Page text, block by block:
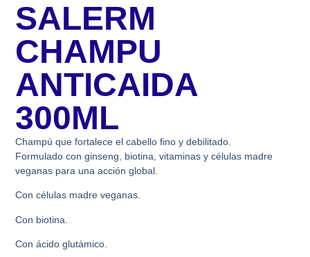
SALERM
CHAMPU
ANTICAIDA
300ML
Champú que fortalece el cabello fino y debilitado.
Formulado con ginseng, biotina, vitaminas y células madre
veganas para una acción global.
Con células madre veganas.
Con biotina.
Con ácido glutámico.